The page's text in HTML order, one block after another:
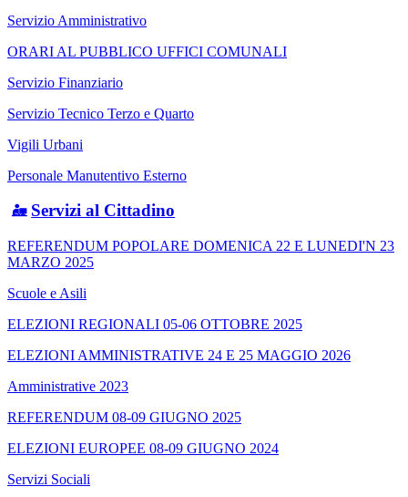
Servizio Amministrativo
ORARI AL PUBBLICO UFFICI COMUNALI
Servizio Finanziario
Servizio Tecnico Terzo e Quarto
Vigili Urbani
Personale Manutentivo Esterno
Servizi al Cittadino
REFERENDUM POPOLARE DOMENICA 22 E LUNEDI'N 23
MARZO 2025
Scuole e Asili
ELEZIONI REGIONALI 05-06 OTTOBRE 2025
ELEZIONI AMMINISTRATIVE 24 E 25 MAGGIO 2026
Amministrative 2023
REFERENDUM 08-09 GIUGNO 2025
ELEZIONI EUROPEE 08-09 GIUGNO 2024
Servizi Sociali